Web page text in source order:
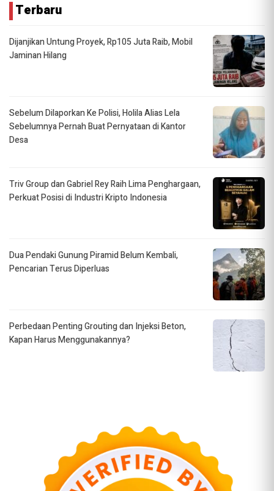
Terbaru
Dijanjikan Untung Proyek, Rp105 Juta Raib, Mobil
Jaminan Hilang
Sebelum Dilaporkan Ke Polisi, Holila Alias Lela
Sebelumnya Pernah Buat Pernyataan di Kantor
Desa
Triv Group dan Gabriel Rey Raih Lima Penghargaan,
Perkuat Posisi di Industri Kripto Indonesia
Dua Pendaki Gunung Piramid Belum Kembali,
Pencarian Terus Diperluas
Perbedaan Penting Grouting dan Injeksi Beton,
Kapan Harus Menggunakannya?